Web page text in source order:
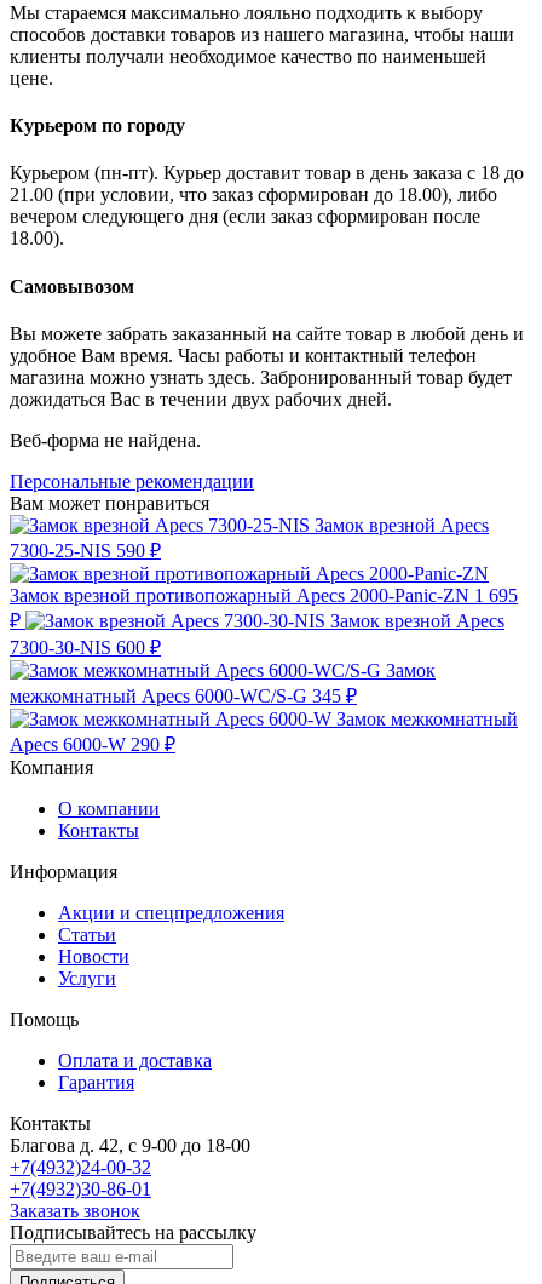
Мы стараемся максимально лояльно подходить к выбору
способов доставки товаров из нашего магазина, чтобы наши
клиенты получали необходимое качество по наименьшей
цене.
Курьером по городу
Курьером (пн-пт). Курьер доставит товар в день заказа с 18 до
21.00 (при условии, что заказ сформирован до 18.00), либо
вечером следующего дня (если заказ сформирован после
18.00).
Самовывозом
Вы можете забрать заказанный на сайте товар в любой день и
удобное Вам время. Часы работы и контактный телефон
магазина можно узнать здесь. Забронированный товар будет
дожидаться Вас в течении двух рабочих дней.
Веб-форма не найдена.
Персональные рекомендации
Вам может понравиться
Замок врезной Apecs
7300-25-NIS 590 ₽
Замок врезной противопожарный Apecs 2000-Panic-ZN 1 695
₽
Замок врезной Apecs
7300-30-NIS 600 ₽
Замок
межкомнатный Apecs 6000-WC/S-G 345 ₽
Замок межкомнатный
Apecs 6000-W 290 ₽
Компания
О компании
Контакты
Информация
Акции и спецпредложения
Статьи
Новости
Услуги
Помощь
Оплата и доставка
Гарантия
Контакты
Благова д. 42, с 9-00 до 18-00
+7(4932)24-00-32
+7(4932)30-86-01
Заказать звонок
Подписывайтесь на рассылку